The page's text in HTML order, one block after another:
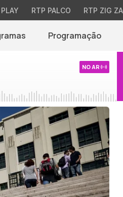
RTP PALCO RTP ZIG
Programação
NO AR